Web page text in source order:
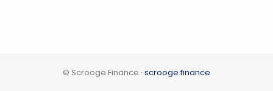
© Scrooge Finance · scrooge.finance